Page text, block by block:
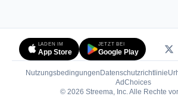
LADEN IM
App Store
JETZT BEI
Google Play
Nutzungsbedingungen Datenschutzrichtlinie
AdChoices(öffnet
© 2026 Streema, Inc. Alle Rechte